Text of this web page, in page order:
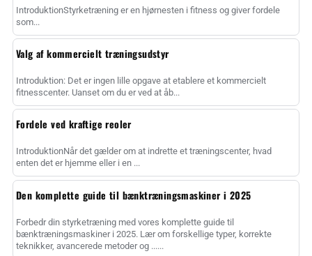
IntroduktionStyrketræning er en hjørnesten i fitness og giver fordele
som...
Valg af kommercielt træningsudstyr
Introduktion: Det er ingen lille opgave at etablere et kommercielt
fitnesscenter. Uanset om du er ved at åb...
Fordele ved kraftige reoler
IntroduktionNår det gælder om at indrette et træningscenter, hvad
enten det er hjemme eller i en ...
Den komplette guide til bænktræningsmaskiner i 2025
Forbedr din styrketræning med vores komplette guide til
bænktræningsmaskiner i 2025. Lær om forskellige typer, korrekte
teknikker, avancerede metoder og ......